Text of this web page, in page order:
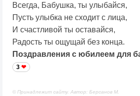
Всегда, Бабушка, ты улыбайся,
Пусть улыбка не сходит с лица,
И счастливой ты оставайся,
Радость ты ощущай без конца.
Поздравления с юбилеем для
3
© Принадлежит сайту. Автор: Берсанов М.